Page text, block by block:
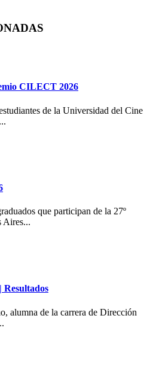
CILECT 2026
de la Universidad del Cine
que participan de la 27º
Aires...
Resultados
alumna de la carrera de Dirección